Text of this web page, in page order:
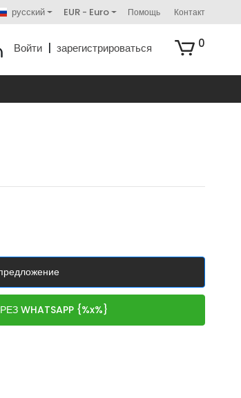
русский EUR - Euro Помощь Контакт
Войти зарегистрироваться 0
WHATSAPP {%x%}